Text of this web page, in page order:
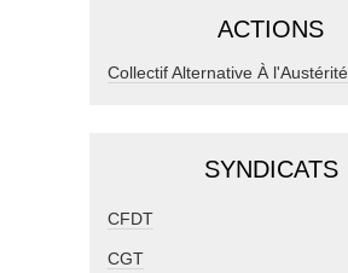
ACTIONS
Collectif Alternative À l'Austérité
SYNDICATS
CFDT
CGT